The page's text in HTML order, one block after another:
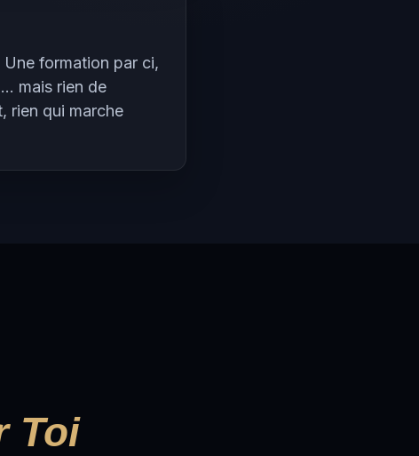
Une formation par ci,
mais rien de
rien qui marche
Toi